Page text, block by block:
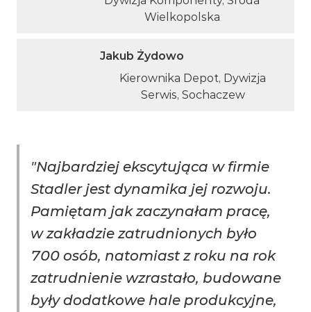
Wielkopolska
Jakub Żydowo
Kierownika Depot, Dywizja
Serwis, Sochaczew
"Najbardziej ekscytująca w firmie
Stadler jest dynamika jej rozwoju.
Pamiętam jak zaczynałam pracę,
w zakładzie zatrudnionych było
700 osób, natomiast z roku na rok
zatrudnienie wzrastało, budowane
były dodatkowe hale produkcyjne,